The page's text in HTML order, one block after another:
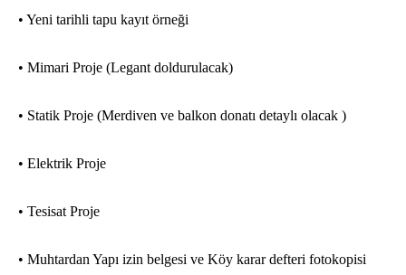
• Yeni tarihli tapu kayıt örneği
• Mimari Proje (Legant doldurulacak)
• Statik Proje (Merdiven ve balkon donatı detaylı olacak )
• Elektrik Proje
• Tesisat Proje
• Muhtardan Yapı izin belgesi ve Köy karar defteri fotokopisi